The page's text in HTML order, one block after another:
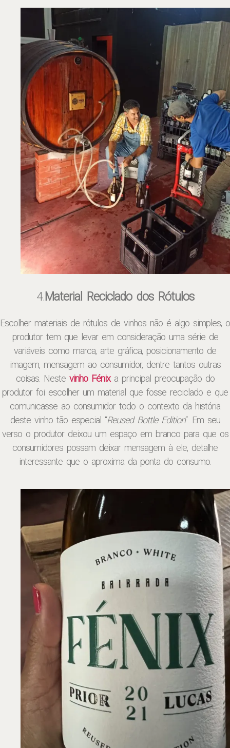
4.Material Reciclado dos Rótulos
Escolher materiais de rótulos de vinhos não é algo simples, o
produtor tem que levar em consideração uma série de
variáveis como marca, arte gráfica, posicionamento de
imagem, mensagem ao consumidor, dentre tantos outras
coisas. Neste vinho Fénixa principal preocupação do
produtor foi escolher um material que fosse reciclado e que
comunicasse ao consumidor todo o contexto da história
deste vinho tão especial “Reused Bottle Edition“. Em seu
verso o produtor deixou um espaço em branco para que os
consumidores possam deixar mensagem à ele, detalhe
interessante que o aproxima da ponta do consumo.